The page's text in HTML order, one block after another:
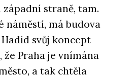
straně, tam.
náměstí, má budova
svůj koncept
Praha je vnímána
a tak chtěla